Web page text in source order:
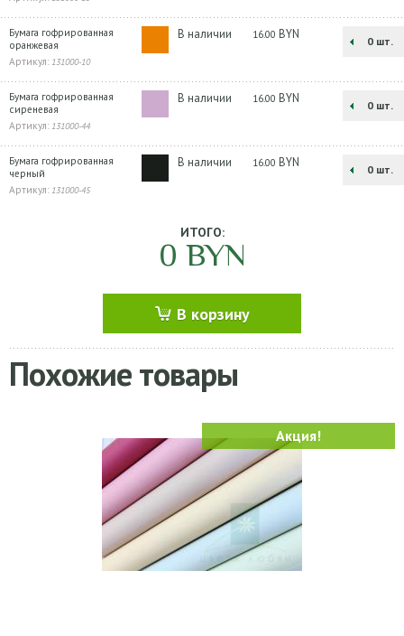
Бумага гофрированная
оранжевая
Артикул: 131000-10
В наличии 16.00 BYN
шт.
Бумага гофрированная
сиреневая
Артикул: 131000-44
В наличии 16.00 BYN
шт.
Бумага гофрированная
черный
Артикул: 131000-45
В наличии 16.00 BYN
шт.
ИТОГО:
0 BYN
В корзину
Похожие товары
Акция!